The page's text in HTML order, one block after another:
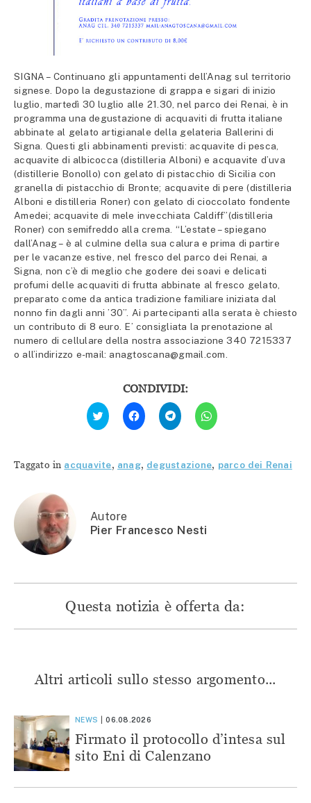
SIGNA – Continuano gli appuntamenti dell’Anag sul territorio
signese. Dopo la degustazione di grappa e sigari di inizio
luglio, martedì 30 luglio alle 21.30, nel parco dei Renai, è in
programma una degustazione di acquaviti di frutta italiane
abbinate al gelato artigianale della gelateria Ballerini di
Signa. Questi gli abbinamenti previsti: acquavite di pesca,
acquavite di albicocca (distilleria Alboni) e acquavite d’uva
(distillerie Bonollo) con gelato di pistacchio di Sicilia con
granella di pistacchio di Bronte; acquavite di pere (distilleria
Alboni e distilleria Roner) con gelato di cioccolato fondente
Amedei; acquavite di mele invecchiata Caldiff”(distilleria
Roner) con semifreddo alla crema. “L’estate – spiegano
dall’Anag – è al culmine della sua calura e prima di partire
per le vacanze estive, nel fresco del parco dei Renai, a
Signa, non c’è di meglio che godere dei soavi e delicati
profumi delle acquaviti di frutta abbinate al fresco gelato,
preparato come da antica tradizione familiare iniziata dal
nonno fin dagli anni ’30”. Ai partecipanti alla serata è chiesto
un contributo di 8 euro. E’ consigliata la prenotazione al
numero di cellulare della nostra associazione 340 7215337
o all’indirizzo e-mail: anagtoscana@gmail.com.
CONDIVIDI:
Fai
clic
qui
Twitter
(Si
finestra)
Fai
clic
per
condividere
(Si
apre
Fai
clic
per
condividere
(Si
apre
Fai
clic
per
(Si
apre
Taggato in acquavite, anag, degustazione, parco dei Renai
Autore
Pier Francesco Nesti
Questa notizia è offerta da:
Altri articoli sullo stesso argomento...
NEWS 06.08.2026
Firmato il protocollo d’intesa sul
sito Eni di Calenzano